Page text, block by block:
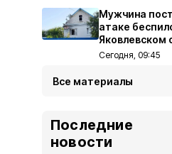
Мужчина
атаке
Яковлевском
Сегодня, 09:45
Все материалы
Последние
новости